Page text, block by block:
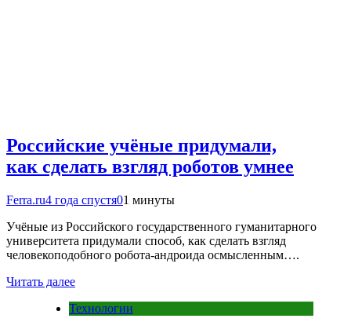
Российские учёные придумали,
как сделать взгляд роботов умнее
Ferra.ru4 года спустя01 минуты
Учёные из Российского государственного гуманитарного
университета придумали способ, как сделать взгляд
человекоподобного робота-андроида осмысленным….
Читать далее
Технологии